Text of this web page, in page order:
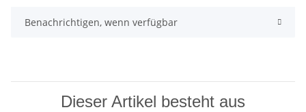
Benachrichtigen, wenn verfügbar
Dieser Artikel besteht aus